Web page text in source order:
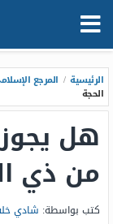
الرئيسية / المرجع
الحجة
هل
من ذي
كتب بواسطة: شادي